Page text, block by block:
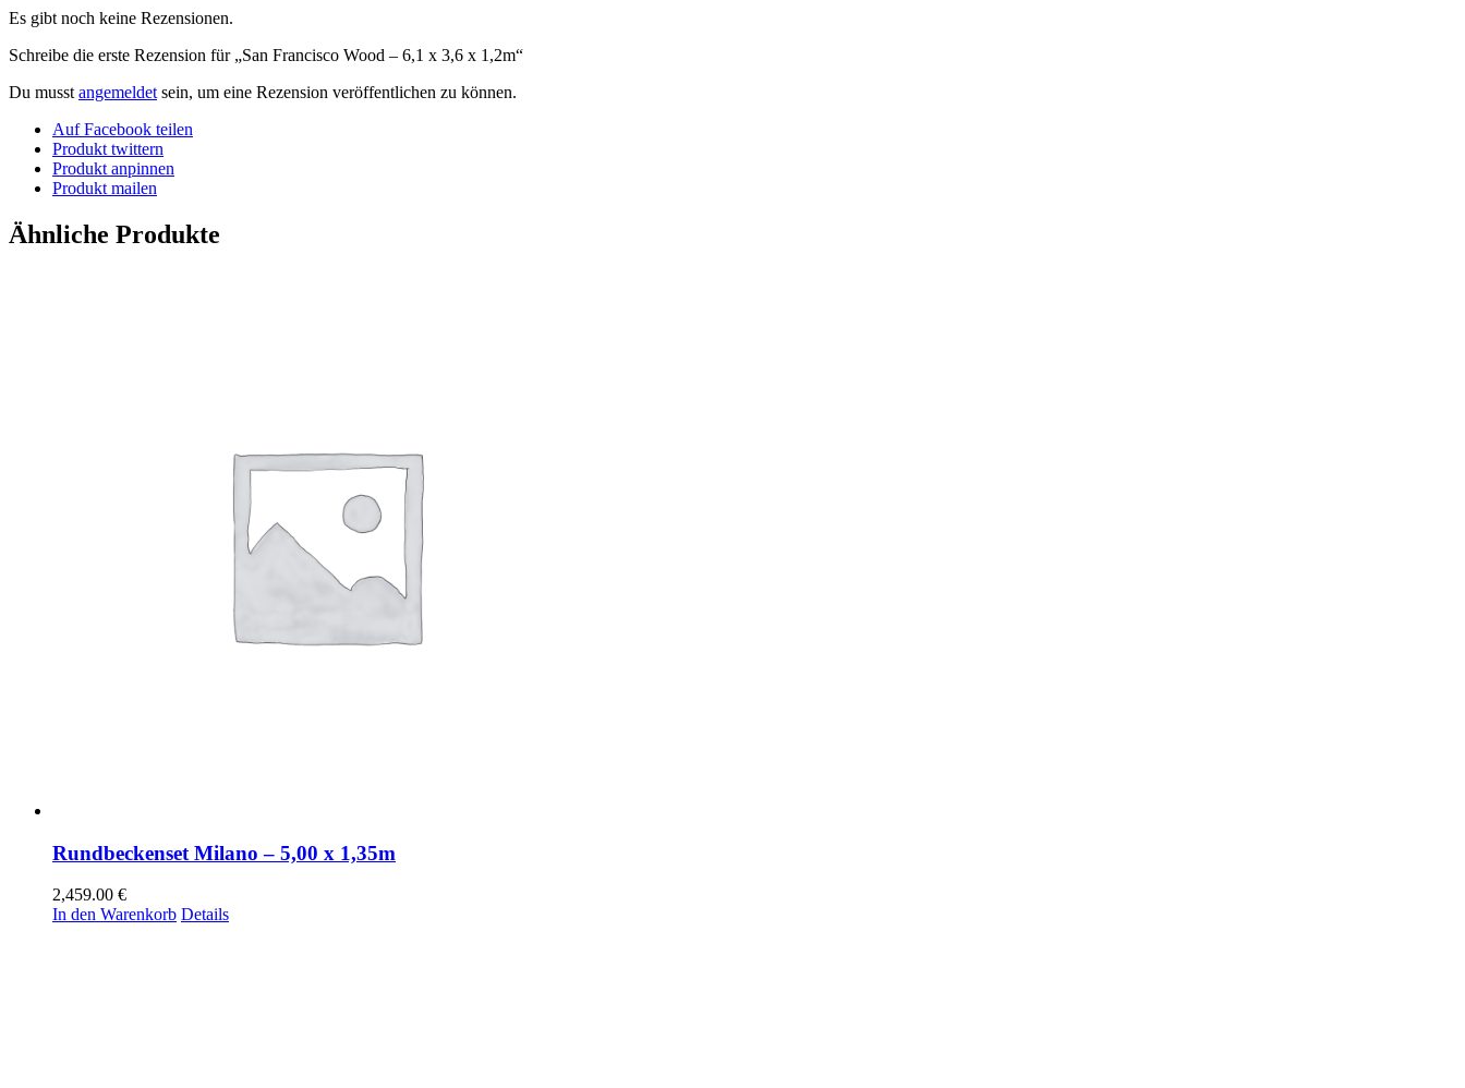
Es gibt noch keine Rezensionen.
Schreibe die erste Rezension für „San Francisco Wood – 6,1 x 3,6 x 1,2m“
Du musst angemeldet sein, um eine Rezension veröffentlichen zu können.
Auf Facebook teilen
Produkt twittern
Produkt anpinnen
Produkt mailen
Ähnliche Produkte
Rundbeckenset Milano – 5,00 x 1,35m
2,459.00 €
In den Warenkorb Details